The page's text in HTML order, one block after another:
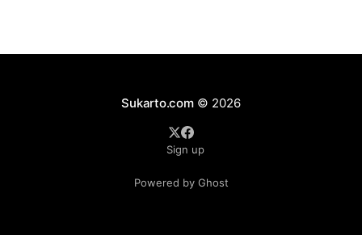
Sukarto.com© 2026
Sign up
Powered by Ghost